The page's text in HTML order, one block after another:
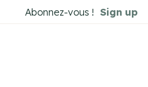
au
Abonnez-vous ! Sign up